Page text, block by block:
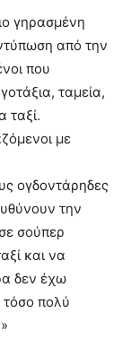
γηρασμένη
από την
που
ταμεία,
ταξί.
με
ογδοντάρηδες
την
σούπερ
και να
δεν έχω
τόσο πολύ